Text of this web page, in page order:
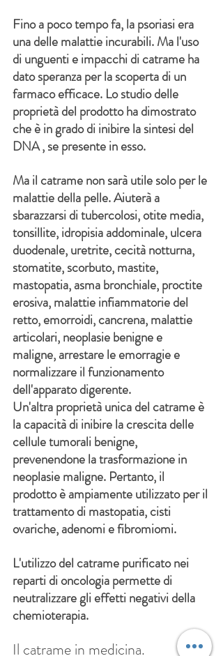
Fino a poco tempo fa, la psoriasi era
una delle malattie incurabili. Ma l'uso
di unguenti e impacchi di catrame ha
dato speranza per la scoperta di un
farmaco efficace. Lo studio delle
proprietà del prodotto ha dimostrato
che è in grado di inibire la sintesi del
DNA, se presente in esso.
Ma il catrame non sarà utile solo per le
malattie della pelle. Aiuterà a
sbarazzarsi di tubercolosi, otite media,
tonsillite, idropisia addominale, ulcera
duodenale, uretrite, cecità notturna,
stomatite, scorbuto, mastite,
mastopatia, asma bronchiale, proctite
erosiva, malattie infiammatorie del
retto, emorroidi, cancrena, malattie
articolari, neoplasie benigne e
maligne, arrestare le emorragie e
normalizzare il funzionamento
dell'apparato digerente.
Un'altra proprietà unica del catrame è
la capacità di inibire la crescita delle
cellule tumorali benigne,
prevenendone la trasformazione in
neoplasie maligne. Pertanto, il
prodotto è ampiamente utilizzato per il
trattamento di mastopatia, cisti
ovariche, adenomi e fibromiomi.
L'utilizzo del catrame purificato nei
reparti di oncologia permette di
neutralizzare gli effetti negativi della
chemioterapia.
Il catrame in medicina.